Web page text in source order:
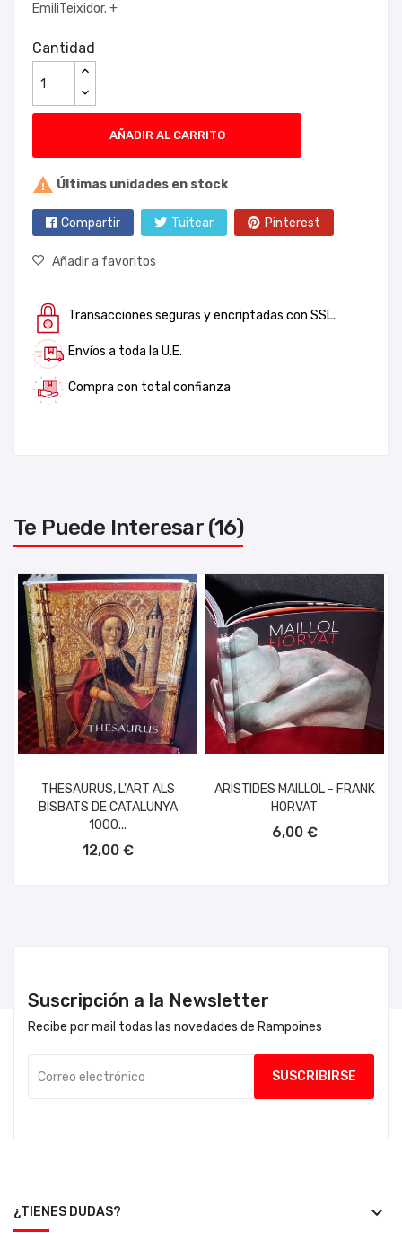
EmiliTeixidor. +
Cantidad
AÑADIR AL CARRITO
 Últimas unidades en stock
Compartir Tuitear Pinterest
Añadir a favoritos
Transacciones seguras y encriptadas con SSL.
Envíos a toda la U.E.
Compra con total confianza
Te Puede Interesar (16)
THESAURUS, L'ART ALS
BISBATS DE CATALUNYA
1000...
12,00 €
ARISTIDES MAILLOL - FRANK
HORVAT
6,00 €
Suscripción a la Newsletter
Recibe por mail todas las novedades de Rampoines
¿TIENES DUDAS? keyboard_arrow_down